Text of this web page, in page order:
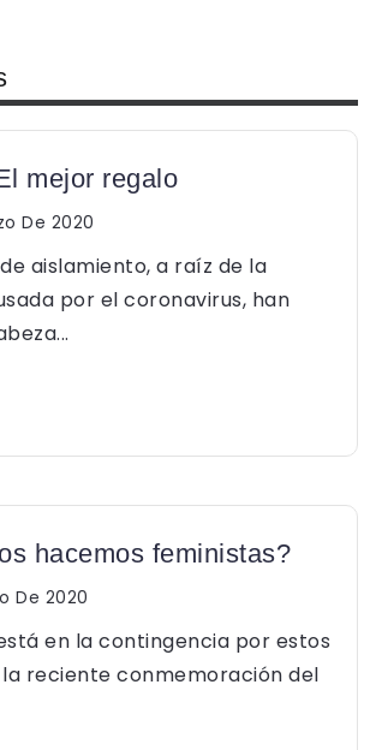
mejor regalo
De 2020
aislamiento, a raíz de la
por el coronavirus, han
hacemos feministas?
De 2020
en la contingencia por estos
reciente conmemoración del